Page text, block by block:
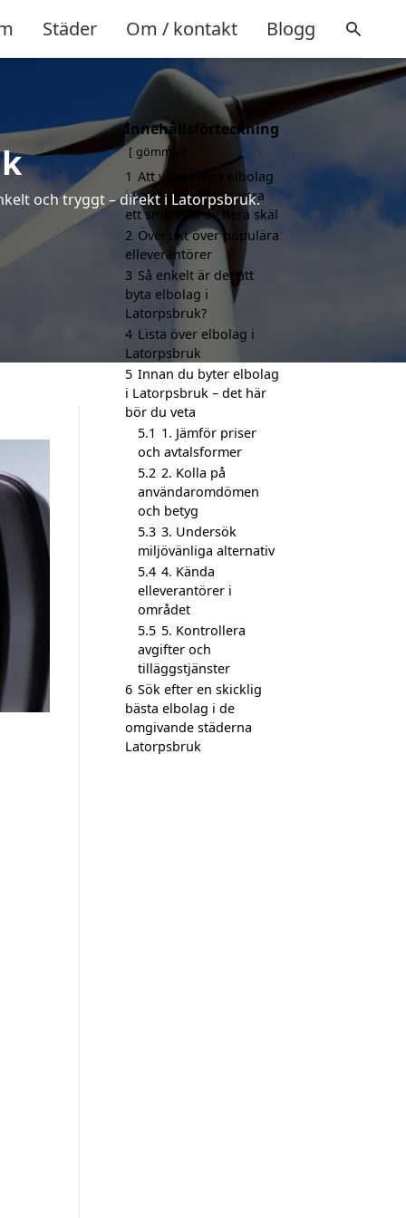
Städer Om / kontakt Blogg
och tryggt – direkt i Latorpsbruk.
Innehållsförteckning
gömma
1 Att välja bästa elbolag
i Latorpsbruk kan vara
ett smart val av flera skäl
2 Översikt över populära
elleverantörer
3 Så enkelt är det att
byta elbolag i
Latorpsbruk?
4 Lista över elbolag i
Latorpsbruk
5 Innan du byter elbolag
i Latorpsbruk – det här
bör du veta
5.1 1. Jämför priser
och avtalsformer
5.2 2. Kolla på
användaromdömen
och betyg
5.3 3. Undersök
miljövänliga alternativ
5.4 4. Kända
elleverantörer i
området
5.5 5. Kontrollera
avgifter och
tilläggstjänster
6 Sök efter en skicklig
bästa elbolag i de
omgivande städerna
Latorpsbruk